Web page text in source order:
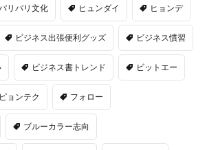
リパリ文化 ヒュンダイ ヒョンデ
ビジネス出張便利グッズ ビジネス慣習
ビジネス書トレンド ビットエー
ピョンテク フォロー
ブルーカラー志向